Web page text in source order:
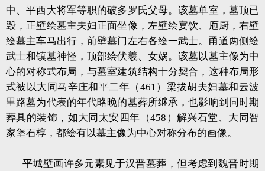
中、平西大将军等职的破多罗氏父母。该墓单室，墓顶已
毁，正壁绘墓主夫妇正面坐像，左壁绘宴饮、庖厨，右壁
绘墓主车马出行，前壁墓门左右各绘一武士。甬道两侧绘
武士和镇墓神怪，顶部绘伏羲、女娲。该墓以墓主像为中
心的对称式布局，与墓室建筑结构十分契合，这种布局形
式被以大同马辛庄和平二年（461）梁拔胡夫妇墓和云波
里路墓为代表的年代略晚的墓葬所继承，也影响到同时期
葬具的装饰，如大同太安四年（458）解兴石堂、大同智
家堡石椁，都绘有以墓主像为中心对称分布的画像。
平城壁画许多元素见于汉晋墓葬，但考虑到魏晋时期